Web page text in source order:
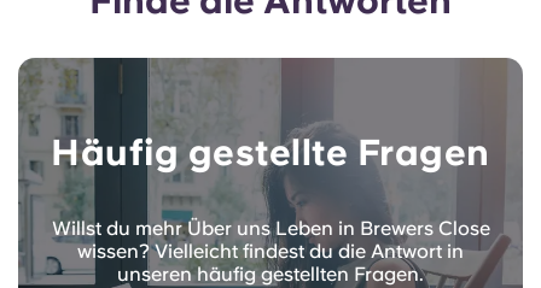
Häufig gestellte Fragen
Willst du mehr Über uns Leben in Brewers Close
wissen? Vielleicht findest du die Antwort in
unseren häufig gestellten Fragen.